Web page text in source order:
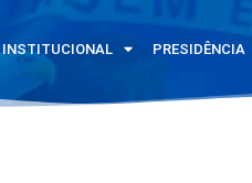
INSTITUCIONAL PRESIDÊNCIA